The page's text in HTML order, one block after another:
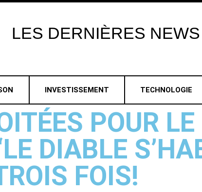
LES DERNIÈRES NEWS
INVESTISSEMENT TECHNOLOGIE
POUR LE
DIABLE
FOIS!